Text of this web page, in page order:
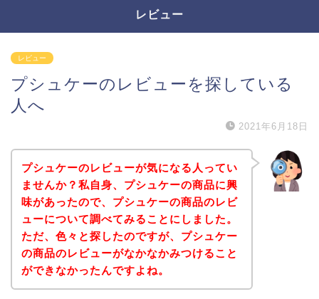
レビュー
レビュー
プシュケーのレビューを探している
人へ
2021年6月18日
プシュケーのレビューが気になる人ってい
ませんか？私自身、プシュケーの商品に興
味があったので、プシュケーの商品のレビ
ューについて調べてみることにしました。
ただ、色々と探したのですが、プシュケー
の商品のレビューがなかなかみつけること
ができなかったんですよね。